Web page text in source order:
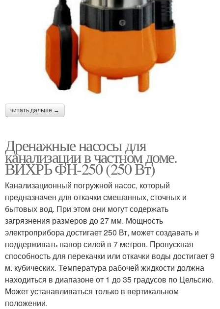
читать дальше →
Дренажные насосы для
канализации в частном доме.
ВИХРЬ ФН-250 (250 Вт)
Канализационный погружной насос, который
предназначен для откачки смешанных, сточных и
бытовых вод. При этом они могут содержать
загрязнения размеров до 27 мм. Мощность
электроприбора достигает 250 Вт, может создавать и
поддерживать напор силой в 7 метров. Пропускная
способность для перекачки или откачки воды достигает 9
м. кубических. Температура рабочей жидкости должна
находиться в диапазоне от 1 до 35 градусов по Цельсию.
Может устанавливаться только в вертикальном
положении.